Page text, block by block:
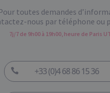
toutes demandes
nous par téléphone ou
7j/7 de 9h00 à 19h00, heure de Paris
 +33 (0)4 68 86 15 36